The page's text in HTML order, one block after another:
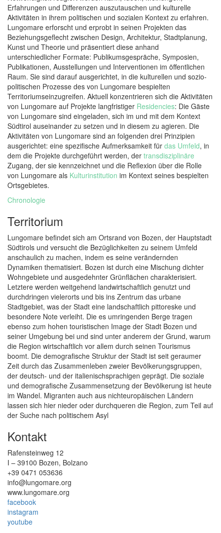
Erfahrungen und Differenzen auszutauschen und kulturelle
Aktivitäten in ihrem politischen und sozialen Kontext zu erfahren.
Lungomare erforscht und erprobt in seinen Projekten das
Beziehungsgeflecht zwischen Design, Architektur, Stadtplanung,
Kunst und Theorie und präsentiert diese anhand
unterschiedlicher Formate: Publikumsgespräche, Symposien,
Publikationen, Ausstellungen und Interventionen im öffentlichen
Raum. Sie sind darauf ausgerichtet, in die kulturellen und sozio-
politischen Prozesse des von Lungomare bespielten
Territoriumseinzugreifen. Aktuell konzentrieren sich die Aktivitäten
von Lungomare auf Projekte langfristiger Residencies: Die Gäste
von Lungomare sind eingeladen, sich im und mit dem Kontext
Südtirol auseinander zu setzen und in diesem zu agieren. Die
Aktivitäten von Lungomare sind an folgenden drei Prinzipien
ausgerichtet: eine spezifische Aufmerksamkeit für das Umfeld, in
dem die Projekte durchgeführt werden, der transdisziplinäre
Zugang, der sie kennzeichnet und die Reflexion über die Rolle
von Lungomare als Kulturinstitution im Kontext seines bespielten
Ortsgebietes.
Chronologie
Territorium
Lungomare befindet sich am Ortsrand von Bozen, der Hauptstadt
Südtirols und versucht die Bezüglichkeiten zu seinem Umfeld
anschaulich zu machen, indem es seine verändernden
Dynamiken thematisiert. Bozen ist durch eine Mischung dichter
Wohngebiete und ausgedehnter Grünflächen charakterisiert.
Letztere werden weitgehend landwirtschaftlich genutzt und
durchdringen vielerorts und bis ins Zentrum das urbane
Stadtgebiet, was der Stadt eine landschaftlich pittoreske und
besondere Note verleiht. Die es umringenden Berge tragen
ebenso zum hohen touristischen Image der Stadt Bozen und
seiner Umgebung bei und sind unter anderem der Grund, warum
die Region wirtschaftlich vor allem durch seinen Tourismus
boomt. Die demografische Struktur der Stadt ist seit geraumer
Zeit durch das Zusammenleben zweier Bevölkerungsgruppen,
der deutsch- und der italienischsprachigen geprägt. Die soziale
und demografische Zusammensetzung der Bevölkerung ist heute
im Wandel. Migranten auch aus nichteuropäischen Ländern
lassen sich hier nieder oder durchqueren die Region, zum Teil auf
der Suche nach politischem Asyl
Kontakt
Rafensteinweg 12
I – 39100 Bozen, Bolzano
+39 0471 053636
info@lungomare.org
www.lungomare.org
facebook
instagram
youtube